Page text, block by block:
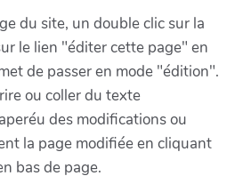
du site, un double clic sur la
le lien "éditer cette page" en
de passer en mode "édition".
ou coller du texte
des modifications ou
la page modifiée en cliquant
bas de page.